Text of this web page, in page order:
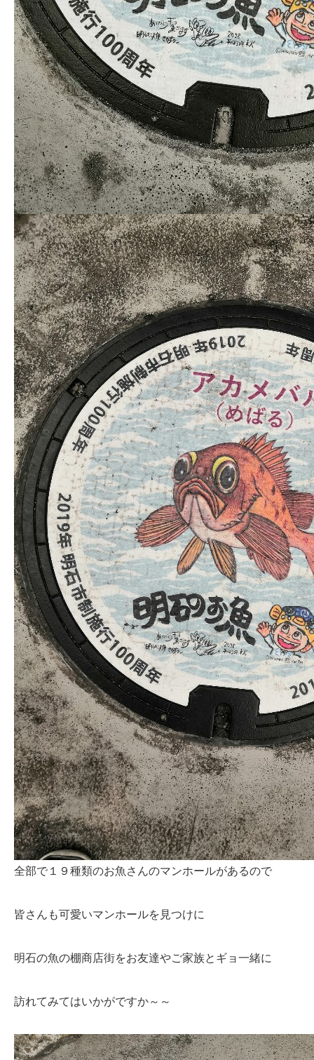
全部で１９種類のお魚さんのマンホールがあるので
皆さんも可愛いマンホールを見つけに
明石の魚の棚商店街をお友達やご家族とギョ一緒に
訪れてみてはいかがですか～～